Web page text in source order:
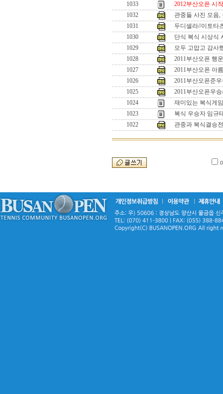
1033
2012부산오픈 시작
1032
관중들 사진 모음,
1031
두디셀라//이토타
1030
단식 복식 시상식
1029
모두 고맙고 감사
1028
2011부산오픈 행
1027
2011부산오픈 아
1026
2011부산오픈준
1025
2011부산오픈우
1024
재미있는 복식게
1023
복식 우승자 임규
1022
관중과 복식결승전